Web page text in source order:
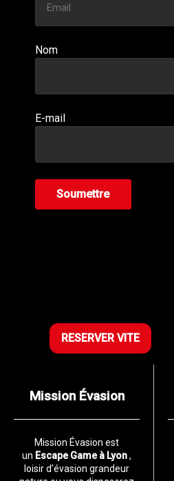
Nom
E-mail
RESERVER VITE
Mission Évasion
Mission Évasion est
un Escape Game à Lyon,
loisir d’évasion grandeur